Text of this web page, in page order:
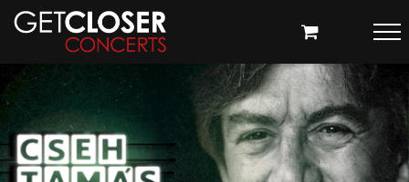
Kihagyás
CSEH TAMÁS
VÁRÓTEREM